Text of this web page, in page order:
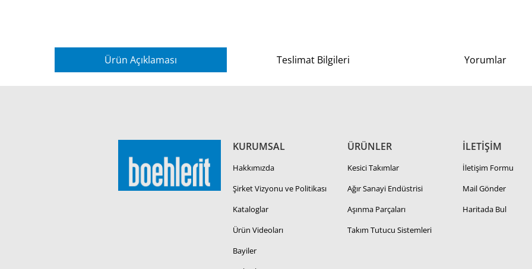
Ürün Açıklaması Teslimat Bilgileri Yorumlar
KURUMSAL
Hakkımızda
Şirket Vizyonu ve Politikası
Kataloglar
Ürün Videoları
Bayiler
ÜRÜNLER
Kesici Takımlar
Ağır Sanayi Endüstrisi
Aşınma Parçaları
Takım Tutucu Sistemleri
İLETİŞİM
İletişim Formu
Mail Gönder
Haritada Bul